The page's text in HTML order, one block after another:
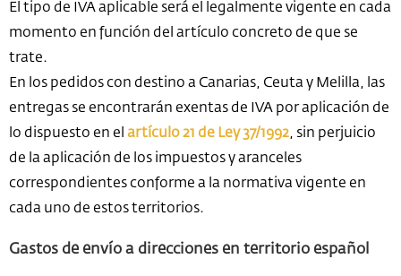
El tipo de IVA aplicable será el legalmente vigente en cada
momento en función del artículo concreto de que se
trate.
En los pedidos con destino a Canarias, Ceuta y Melilla, las
entregas se encontrarán exentas de IVA por aplicación de
lo dispuesto en el artículo 21 de Ley 37/1992, sin perjuicio
de la aplicación de los impuestos y aranceles
correspondientes conforme a la normativa vigente en
cada uno de estos territorios.
Gastos de envío a direcciones en territorio español